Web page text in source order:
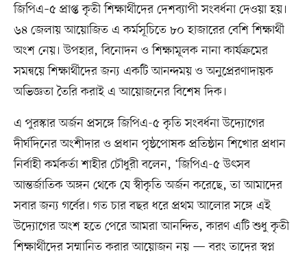
জিপিএ–৫ প্রাপ্ত কৃতী শিক্ষার্থীদের দেশব্যাপী সংবর্ধনা দেওয়া হয়।
৬৪ জেলায় আয়োজিত এ কর্মসূচিতে ৮০ হাজারের বেশি শিক্ষার্থী
অংশ নেয়। উপহার, বিনোদন ও শিক্ষামূলক নানা কার্যক্রমের
সমন্বয়ে শিক্ষার্থীদের জন্য একটি আনন্দময় ও অনুপ্রেরণাদায়ক
অভিজ্ঞতা তৈরি করাই এ আয়োজনের বিশেষ দিক।
এ পুরস্কার অর্জন প্রসঙ্গে জিপিএ-৫ কৃতি সংবর্ধনা উদ্যোগের
দীর্ঘদিনের অংশীদার ও প্রধান পৃষ্ঠপোষক প্রতিষ্ঠান শিখোর প্রধান
নির্বাহী কর্মকর্তা শাহীর চৌধুরী বলেন, ‘জিপিএ-৫ উৎসব
আন্তর্জাতিক অঙ্গন থেকে যে স্বীকৃতি অর্জন করেছে, তা আমাদের
সবার জন্য গর্বের। গত চার বছর ধরে প্রথম আলোর সঙ্গে এই
উদ্যোগের অংশ হতে পেরে আমরা আনন্দিত, কারণ এটি শুধু কৃতী
শিক্ষার্থীদের সম্মানিত করার আয়োজন নয় — বরং তাদের স্বপ্ন